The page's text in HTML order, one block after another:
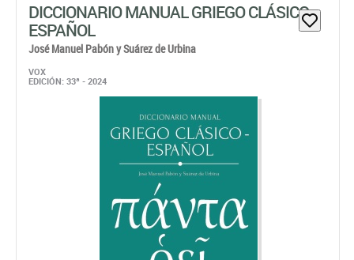
DICCIONARIO MANUAL GRIEGO CLÁSICO -
ESPAÑOL
José Manuel Pabón y Suárez de Urbina
VOX
EDICIÓN: 33ª - 2024